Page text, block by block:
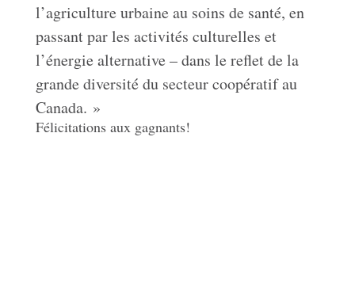
l’agriculture urbaine au soins de santé, en
passant par les activités culturelles et
l’énergie alternative – dans le reflet de la
grande diversité du secteur coopératif au
Canada. »
Félicitations aux gagnants!